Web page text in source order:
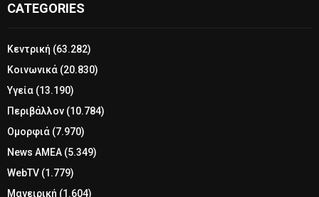
CATEGORIES
Κεντρική (63.282)
Κοινωνικά (20.830)
Υγεία (13.190)
Περιβάλλον (10.784)
Ομορφιά (7.970)
News ΑΜΕΑ (5.349)
WebTV (1.779)
Μαγειρική (1.604)